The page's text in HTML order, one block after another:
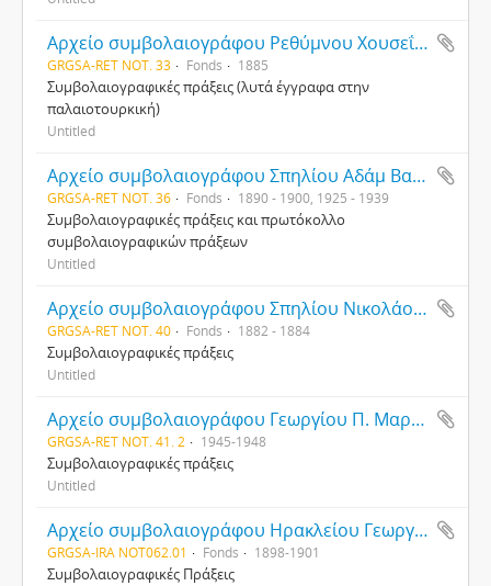
Αρχείο συμβολαιογράφου Ρεθύμνου Χουσεΐν Βασφή Χεχρισκάκη
GRGSA-RET NOT. 33 Fonds 1885
Συμβολαιογραφικές πράξεις (λυτά έγγραφα στην
παλαιοτουρκική)
Untitled
Αρχείο συμβολαιογράφου Σπηλίου Αδάμ Βαβουράκη
GRGSA-RET NOT. 36 Fonds 1890 - 1900, 1925 - 1939
Συμβολαιογραφικές πράξεις και πρωτόκολλο
συμβολαιογραφικών πράξεων
Untitled
Αρχείο συμβολαιογράφου Σπηλίου Νικολάου Πορτάλιου
GRGSA-RET NOT. 40 Fonds 1882 - 1884
Συμβολαιογραφικές πράξεις
Untitled
Αρχείο συμβολαιογράφου Γεωργίου Π. Μαραγκάκη
GRGSA-RET NOT. 41. 2 1945-1948
Συμβολαιογραφικές πράξεις
Untitled
Αρχείο συμβολαιογράφου Ηρακλείου Γεωργίου Βολανάκη
GRGSA-IRA NOT062.01 Fonds 1898-1901
Συμβολαιογραφικές Πράξεις